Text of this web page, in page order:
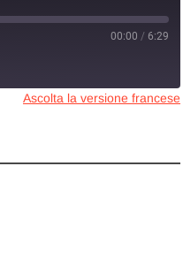
00:00 / 6:29
Ascolta la versione francese